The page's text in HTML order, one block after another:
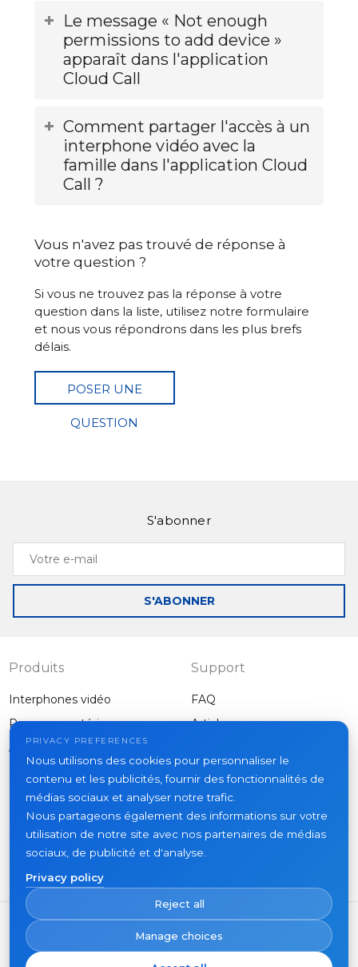
Le message « Not enough
permissions to add device »
apparaît dans l'application
Cloud Call
Comment partager l'accès à un
interphone vidéo avec la
famille dans l'application Cloud
Call ?
Vous n'avez pas trouvé de réponse à
votre question ?
Si vous ne trouvez pas la réponse à votre
question dans la liste, utilisez notre formulaire
et nous vous répondrons dans les plus brefs
délais.
POSER UNE
QUESTION
S'abonner
Votre
mail
S'ABONNER
Produits
Interphones vidéo
Panneaux extérieurs
Autres équipements
Support
FAQ
Articles
Projets
À propos
Actualités
Contacts
Où acheter
PRIVACY PREFERENCES
Nous utilisons des cookies pour personnaliser le
contenu et les publicités, fournir des fonctionnalités de
médias sociaux et analyser notre trafic.
Nous partageons également des informations sur votre
utilisation de notre site avec nos partenaires de médias
sociaux, de publicité et d'analyse.
Privacy policy
Reject all
Manage choices